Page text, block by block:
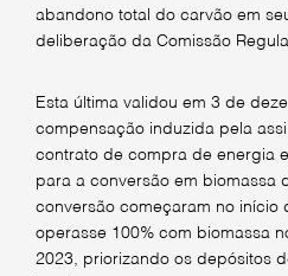
abandono total do carvão em
deliberação da Comissão
Esta última validou em 3 de
compensação induzida pela
contrato de compra de energia
para a conversão em biomassa
conversão começaram no início
operasse 100% com biomassa
2023, priorizando os depósitos